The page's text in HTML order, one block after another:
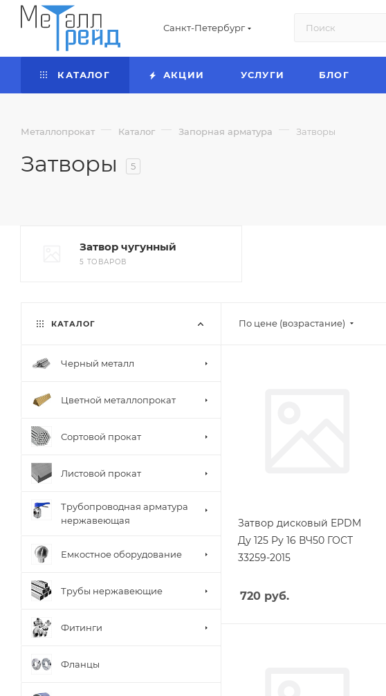
Санкт-Петербург
КАТАЛОГ АКЦИИ УСЛУГИ БЛОГ
Металлопрокат — Каталог — Запорная арматура — Затворы
Затворы 5
Затвор чугунный
5 ТОВАРОВ
По цене (возрастание)
Затвор дисковый EPDM
Ду 125 Ру 16 ВЧ50 ГОСТ
33259-2015
720 руб.
КАТАЛОГ
Черный металл
Цветной металлопрокат
Сортовой прокат
Листовой прокат
Трубопроводная арматура
нержавеющая
Емкостное оборудование
Трубы нержавеющие
Фитинги
Фланцы